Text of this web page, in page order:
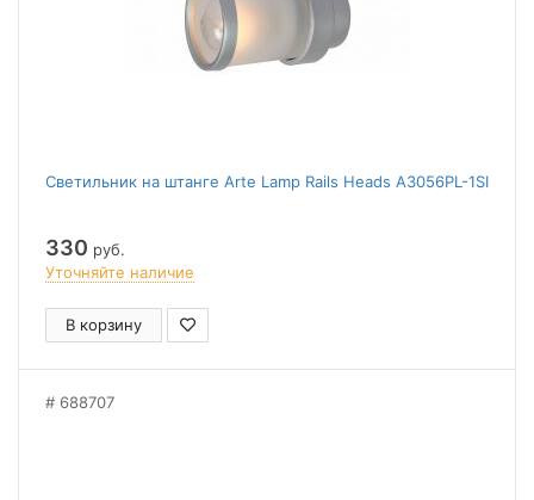
Светильник на штанге Arte Lamp Rails Heads A3056PL-1SI
330 руб.
Уточняйте наличие
В корзину
688707